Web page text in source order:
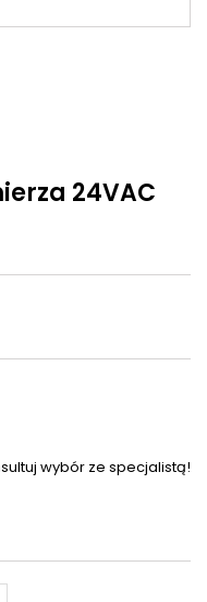
24VAC
wybór ze specjalistą!